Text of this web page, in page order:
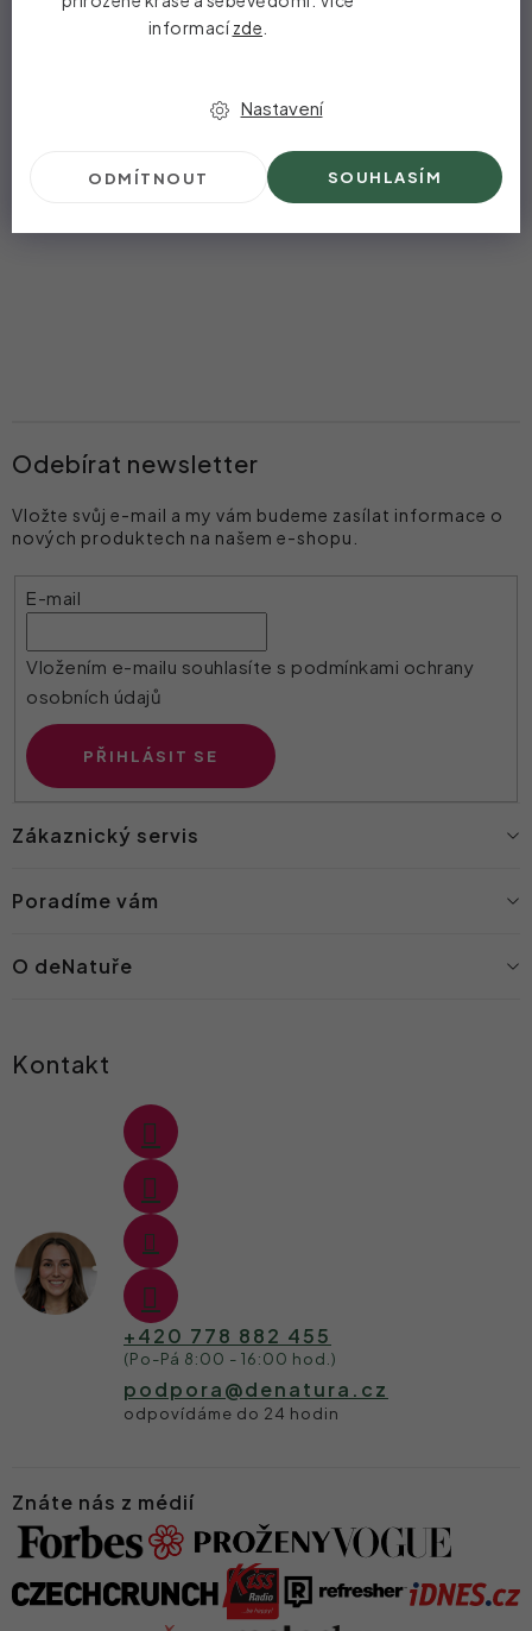
informacízde
Nastavení
ODMÍTNOUT SOUHLASÍM
Odebírat newsletter
Vložte svůj e-mail a my vám budeme zasílat informace o
nových produktech na našem e-shopu.
E-mail
Vložením e-mailu souhlasíte s podmínkami ochrany
osobních údajů
PŘIHLÁSIT SE
Zákaznický servis
Poradíme vám
O deNatuře
Kontakt
podpora@denatura.cz
+420 778 882 455
Znáte nás z médií